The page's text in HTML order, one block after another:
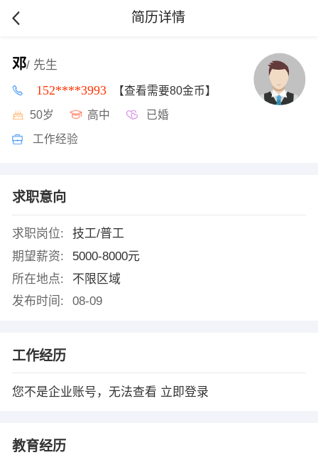
简历详情
邓/ 先生
152****3993 【查看需要80金币】
50岁 高中 已婚
工作经验
求职意向
求职岗位:
技工/普工
期望薪资:
5000-8000元
所在地点:
不限区域
发布时间:
08-09
工作经历
您不是企业账号，无法查看 立即登录
教育经历